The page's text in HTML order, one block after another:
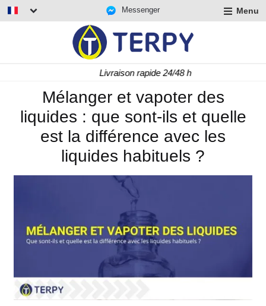
Messenger Menu
Livraison rapide 24/48 h
Mélanger et vapoter des
liquides : que sont-ils et quelle
est la différence avec les
liquides habituels ?